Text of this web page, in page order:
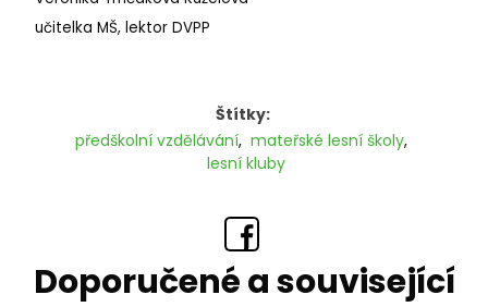
učitelka MŠ, lektor DVPP
Štítky:
předškolní vzdělávání, mateřské lesní školy,
lesní kluby
Doporučené a související